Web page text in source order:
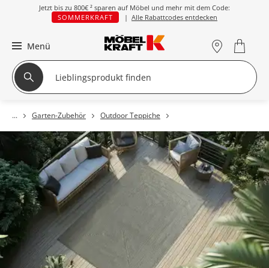
Jetzt bis zu 800€ ² sparen auf Möbel und mehr mit dem Code:
SOMMERKRAFT
| Alle Rabattcodes entdecken
Menü
Garten-Zubehör Outdoor Teppiche